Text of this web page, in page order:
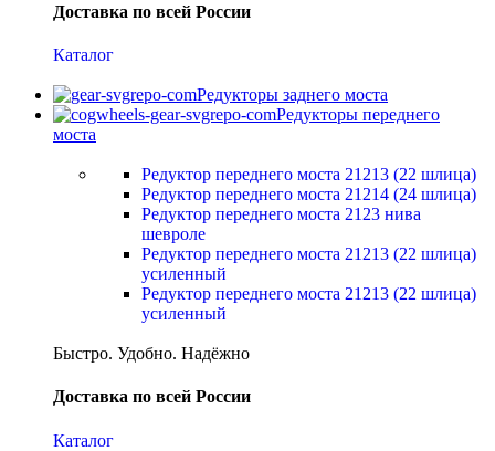
Доставка по всей России
Каталог
Редукторы заднего моста
Редукторы переднего
моста
Редуктор переднего моста 21213 (22 шлица)
Редуктор переднего моста 21214 (24 шлица)
Редуктор переднего моста 2123 нива
шевроле
Редуктор переднего моста 21213 (22 шлица)
усиленный
Редуктор переднего моста 21213 (22 шлица)
усиленный
Быстро. Удобно. Надёжно
Доставка по всей России
Каталог